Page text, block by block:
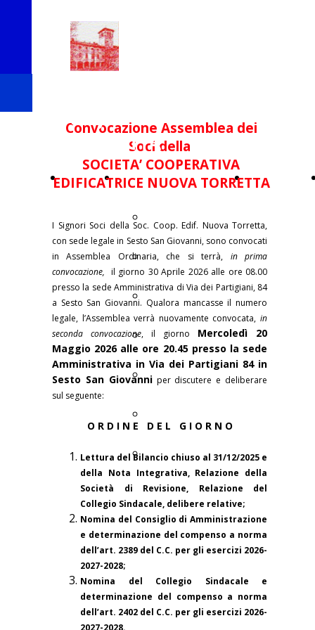
Edif. NUOVA
TORRETTA
Chi Le Costruzioni
Tor 2
Tor 3
Tor 4
Tor 5
Domanda
graduatoria
Come
Soci
Convocazione Assemblea dei
Soci della
SOCIETA’ COOPERATIVA
EDIFICATRICE NUOVA TORRETTA
I Signori Soci della Soc. Coop. Edif. Nuova Torretta,
con sede legale in Sesto San Giovanni, sono convocati
in Assemblea Ordinaria, che si terrà, in prima
convocazione, il giorno 30 Aprile 2026 alle ore 08.00
presso la sede Amministrativa di Via dei Partigiani, 84
a Sesto San Giovanni. Qualora mancasse il numero
legale, l’Assemblea verrà nuovamente convocata, in
seconda convocazione, il giorno
Mercoledì 20
Maggio 2026 alle ore 20.45 presso la sede
Amministrativa in Via dei Partigiani 84 in
Sesto San Giovanni per discutere e deliberare
sul seguente:
O R D I N E D E L G I O R N O
Lettura del Bilancio chiuso al 31/12/2025 e
della Nota Integrativa, Relazione della
Società di Revisione, Relazione del
Collegio Sindacale, delibere relative;
Nomina del Consiglio di Amministrazione
e determinazione del compenso a norma
dell’art. 2389 del C.C. per gli esercizi 2026-
2027-2028;
Nomina del Collegio Sindacale e
determinazione del compenso a norma
dell’art. 2402 del C.C. per gli esercizi 2026-
2027-2028.